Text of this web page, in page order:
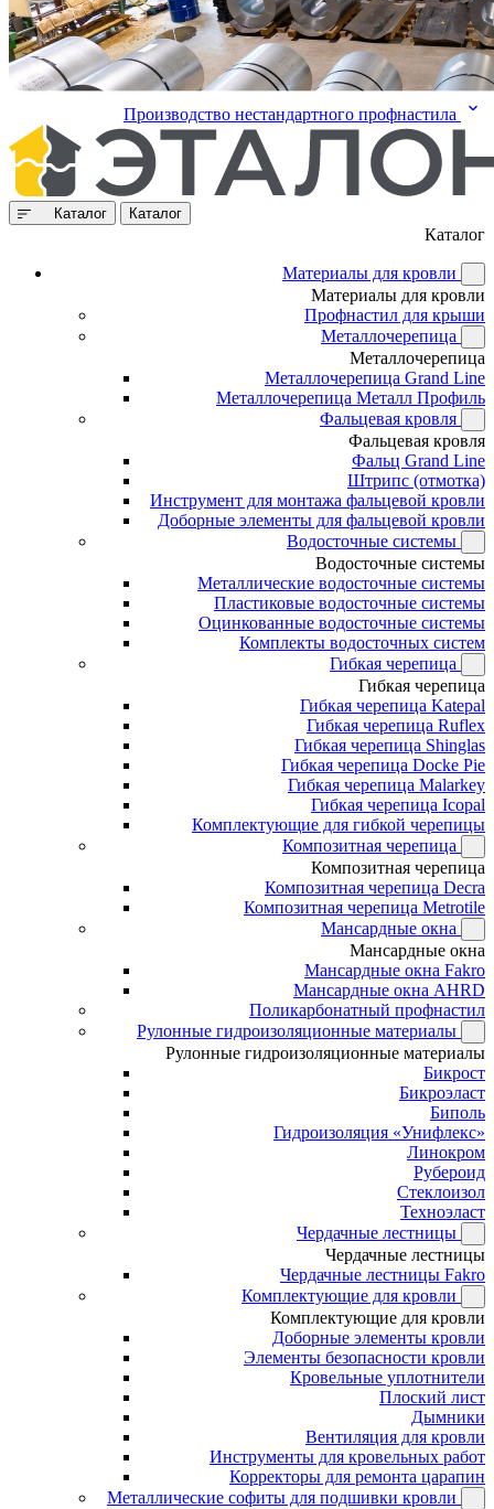
Производство нестандартного профнастила
Каталог Каталог
Каталог
Материалы для кровли
Материалы для кровли
Профнастил для крыши
Металлочерепица
Металлочерепица
Металлочерепица Grand Line
Металлочерепица Металл Профиль
Фальцевая кровля
Фальцевая кровля
Фальц Grand Line
Штрипс (отмотка)
Инструмент для монтажа фальцевой кровли
Доборные элементы для фальцевой кровли
Водосточные системы
Водосточные системы
Металлические водосточные системы
Пластиковые водосточные системы
Оцинкованные водосточные системы
Комплекты водосточных систем
Гибкая черепица
Гибкая черепица
Гибкая черепица Katepal
Гибкая черепица Ruflex
Гибкая черепица Shinglas
Гибкая черепица Docke Pie
Гибкая черепица Malarkey
Гибкая черепица Icopal
Комплектующие для гибкой черепицы
Композитная черепица
Композитная черепица
Композитная черепица Decra
Композитная черепица Metrotile
Мансардные окна
Мансардные окна
Мансардные окна Fakro
Мансардные окна AHRD
Поликарбонатный профнастил
Рулонные гидроизоляционные материалы
Рулонные гидроизоляционные материалы
Бикрост
Бикроэласт
Биполь
Гидроизоляция «Унифлекс»
Линокром
Рубероид
Стеклоизол
Техноэласт
Чердачные лестницы
Чердачные лестницы
Чердачные лестницы Fakro
Комплектующие для кровли
Комплектующие для кровли
Доборные элементы кровли
Элементы безопасности кровли
Кровельные уплотнители
Плоский лист
Дымники
Вентиляция для кровли
Инструменты для кровельных работ
Корректоры для ремонта царапин
Металлические софиты для подшивки кровли